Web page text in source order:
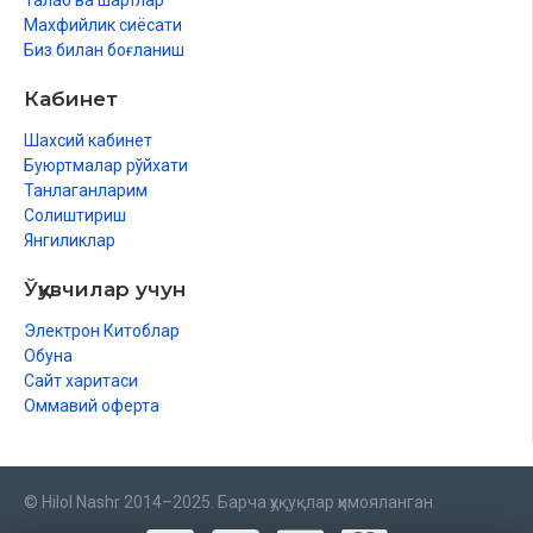
Махфийлик сиёсати
Биз билан боғланиш
Кабинет
Шахсий кабинет
Буюртмалар рўйхати
Танлаганларим
Солиштириш
Янгиликлар
Ўқувчилар учун
Электрон Китоблар
Обуна
Сайт харитаси
Оммавий оферта
© Hilol Nashr 2014–2025. Барча ҳуқуқлар ҳимояланган